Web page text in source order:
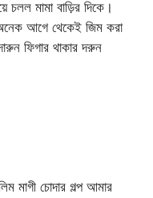
মামা বাড়ির দিকে।
আগে থেকেই জিম করা
ফিগার থাকার দরুন
চোদার গল্প আমার